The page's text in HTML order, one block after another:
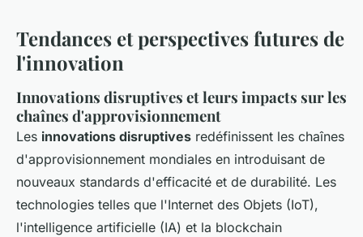
Tendances et perspectives futures de
l'innovation
Innovations disruptives et leurs impacts sur les
chaînes d'approvisionnement
Les innovations disruptives redéfinissent les chaînes
d'approvisionnement mondiales en introduisant de
nouveaux standards d'efficacité et de durabilité. Les
technologies telles que l'Internet des Objets (IoT),
l'intelligence artificielle (IA) et la blockchain